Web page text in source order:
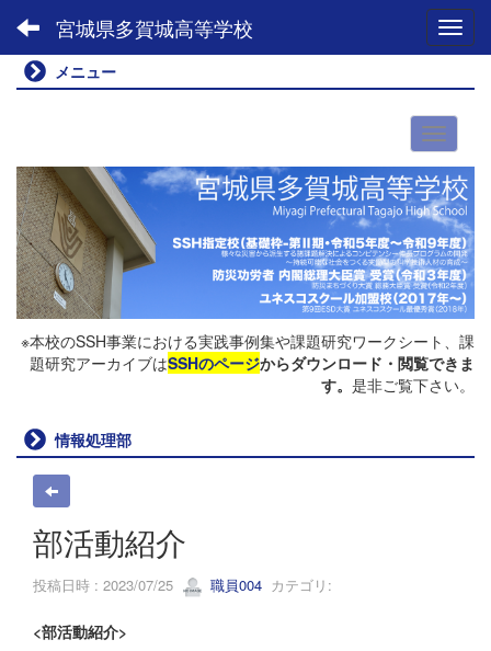
宮城県多賀城高等学校
メニュー
※本校のSSH事業における実践事例集や課題研究ワークシート、課
題研究アーカイブはSSHのページからダウンロード・閲覧できま
す。 是非ご覧下さい。
情報処理部
部活動紹介
投稿日時 : 2023/07/25 職員004 カテゴリ:
<部活動紹介>